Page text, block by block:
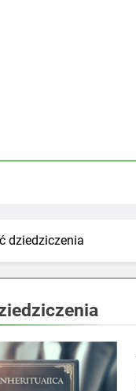
dziedziczenia